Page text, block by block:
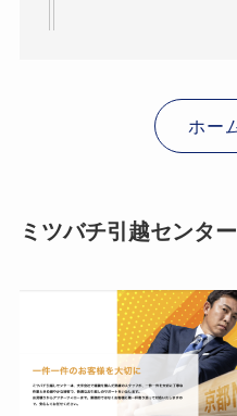
ホー
ミツバチ引越センター